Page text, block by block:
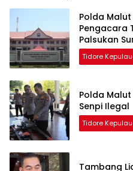
Polda
Pengacara
Palsukan
Tidore
Polda
Senpi Ilegal
Tidore
Tambang